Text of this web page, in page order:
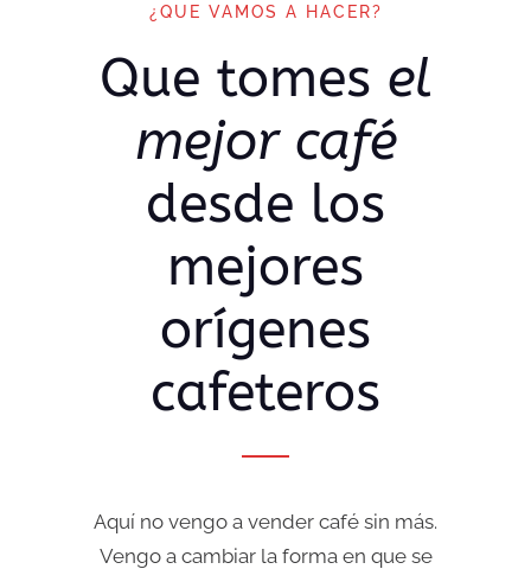
¿QUE VAMOS A HACER?
Que tomes el
mejor café
desde los
mejores
orígenes
cafeteros
Aquí no vengo a vender café sin más.
Vengo a cambiar la forma en que se